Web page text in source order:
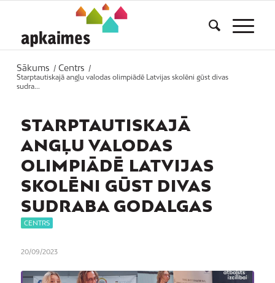
Sākums / Centrs
/
Starptautiskajā angļu valodas olimpiādē Latvijas skolēni gūst divas
sudra...
STARPTAUTISKAJĀ
ANGĻU VALODAS
OLIMPIĀDĒ LATVIJAS
SKOLĒNI GŪST DIVAS
SUDRABA GODALGAS
CENTRS
20/09/2023